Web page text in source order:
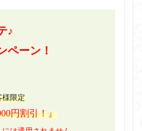
♪
ペーン！
様限定
円割引！』